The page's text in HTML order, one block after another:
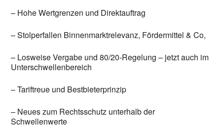
– Hohe Wertgrenzen und Direktauftrag
– Stolperfallen Binnenmarktrelevanz, Fördermittel & Co,
– Losweise Vergabe und 80/20-Regelung – jetzt auch im
Unterschwellenbereich
– Tariftreue und Bestbieterprinzip
– Neues zum Rechtsschutz unterhalb der
Schwellenwerte